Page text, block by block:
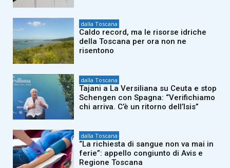
dalla Toscana
Caldo record, ma le risorse idriche
della Toscana per ora non ne
risentono
dalla Toscana
Tajani a La Versiliana su Ceuta e stop
Schengen con Spagna: “Verifichiamo
chi arriva. C’è un ritorno dell’Isis”
dalla Toscana
“La richiesta di sangue non va mai in
ferie”: appello congiunto di Avis e
Regione Toscana